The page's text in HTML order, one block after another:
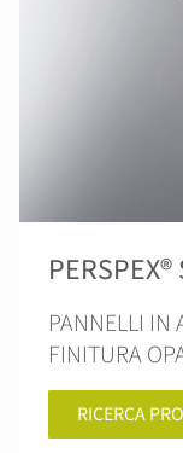
PANNELLI IN
FINITURA
RICERCA